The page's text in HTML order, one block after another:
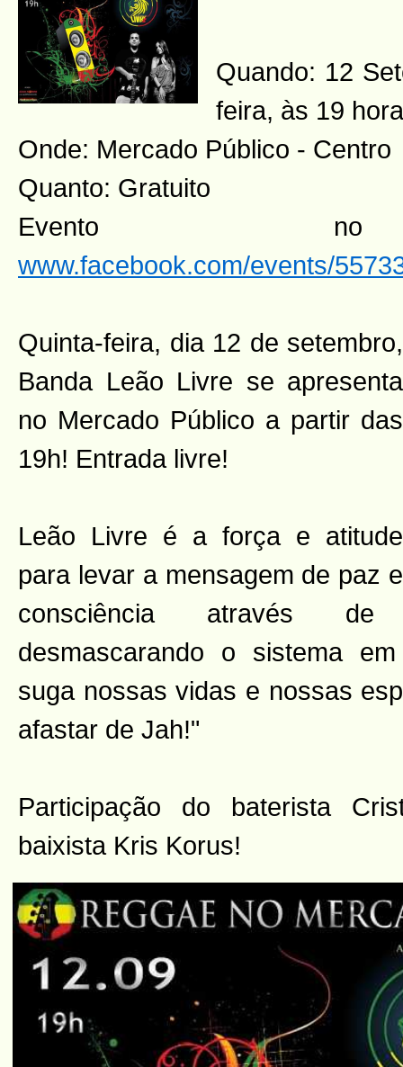
Quando: 12
feira, às 19
Onde: Mercado Público - Centro
Quanto: Gratuito
Evento
www.facebook.com/events/
Quinta-feira, dia 12 de setembro,
Banda Leão Livre se apresenta
no Mercado Público a partir das
19h! Entrada livre!
Leão Livre é a força e atitude
para levar a mensagem de paz e
consciência através
desmascarando o sistema
suga nossas vidas e nossas
afastar de Jah!"
Participação do baterista
baixista Kris Korus!